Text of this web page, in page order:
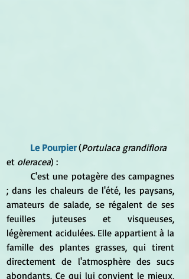
Le Pourpier (Portulaca grandiflora
et oleracea) :
	C'est une potagère des campagnes
; dans les chaleurs de l'été, les paysans,
amateurs de salade, se régalent de ses
feuilles juteuses et visqueuses,
légèrement acidulées. Elle appartient à la
famille des plantes grasses, qui tirent
directement de l'atmosphère des sucs
abondants. Ce qui lui convient le mieux,